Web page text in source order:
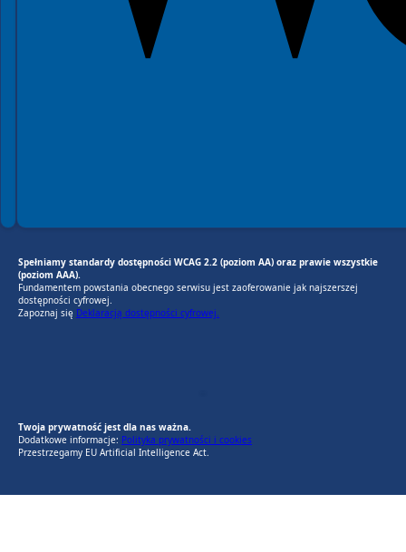
Spełniamy standardy dostępności WCAG 2.2 (poziom AA) oraz prawie wszystkie
(poziom AAA).
Fundamentem powstania obecnego serwisu jest zaoferowanie jak najszerszej
dostępności cyfrowej.
Zapoznaj się Deklaracją dostępności cyfrowej.
Twoja prywatność jest dla nas ważna.
Dodatkowe informacje: Polityka prywatności i cookies
Przestrzegamy EU Artificial Intelligence Act.